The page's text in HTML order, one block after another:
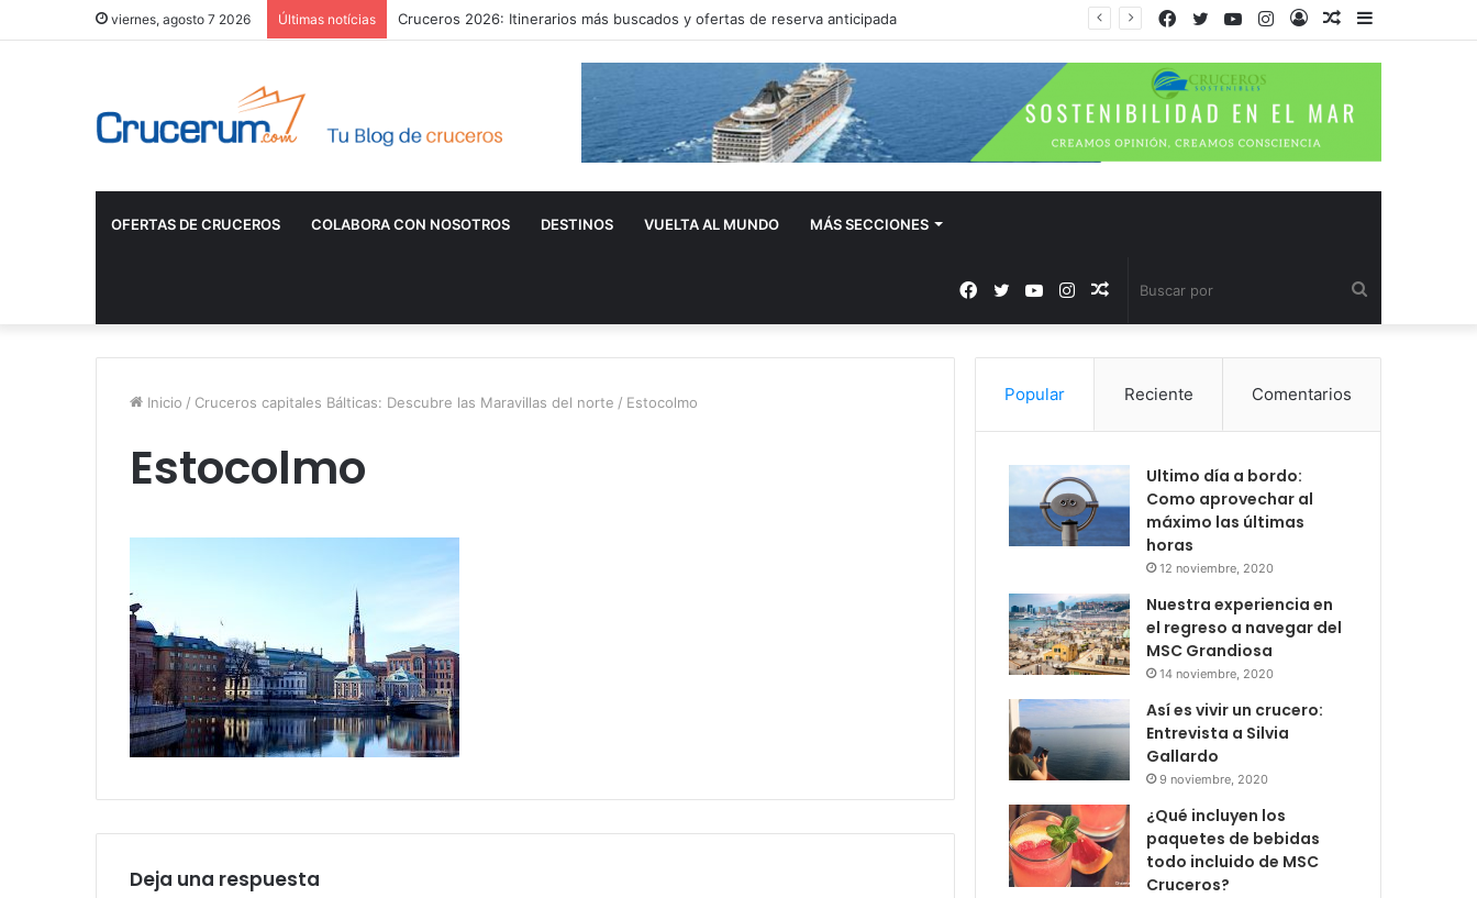
viernes, agosto 7 2026 Últimas notícias Cruceros 2026: Itinerarios más buscados y ofertas de reserva anticipada
Barra
Publicación
Acceso
Instagram
YouTube
Twitter
Facebook
OFERTAS DE CRUCEROS COLABORA CON NOSOTROS DESTINOS VUELTA AL MUNDO MÁS SECCIONES
por
Publicación
al
Instagram
YouTube
Twitter
Facebook
Inicio / Cruceros capitales Bálticas: Descubre las Maravillas del norte / Estocolmo
Estocolmo
Deja una respuesta
Popular Reciente Comentarios
Ultimo día a bordo:
Como aprovechar al
máximo las últimas
horas
12 noviembre, 2020
Nuestra experiencia en
el regreso a navegar del
MSC Grandiosa
14 noviembre, 2020
Así es vivir un crucero:
Entrevista a Silvia
Gallardo
9 noviembre, 2020
¿Qué incluyen los
paquetes de bebidas
todo incluido de MSC
Cruceros?